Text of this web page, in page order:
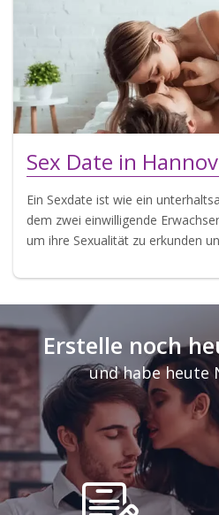
Sex Date in
Ein Sexdate ist wie ein
dem zwei einwilligende
um ihre Sexualität zu erkunden
Erstelle noch
und habe heute